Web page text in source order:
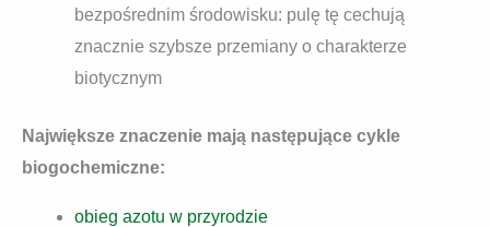
bezpośrednim środowisku: pulę tę cechują
znacznie szybsze przemiany o charakterze
biotycznym
Największe znaczenie mają następujące cykle
biogochemiczne:
obieg azotu w przyrodzie